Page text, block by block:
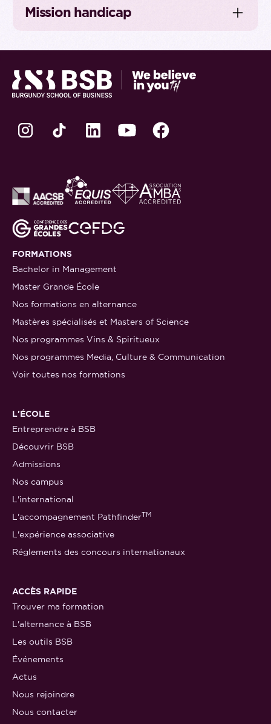
Mission handicap
handicapées. BSB accorde une attention
particulière à l'égalité des chances, en
favorisant l'inclusion et l'accessibilité de tous
les étudiants.
Nous proposons un accompagnement adapté
au profil de chaque étudiant : aménagement
stage ou d'alternance, que vous pouvez
retrouver en détail sur la page de la
FORMATIONS
Bachelor in Management
Master Grande École
Nos formations en alternance
Mastères spécialisés et Masters of Science
Nos programmes Vins & Spiritueux
Nos programmes Media, Culture & Communication
Voir toutes nos formations
L'ÉCOLE
Entreprendre à BSB
Découvrir BSB
Admissions
Nos campus
L'international
L'accompagnement PathfinderTM
L'expérience associative
Réglements des concours internationaux
ACCÈS RAPIDE
Trouver ma formation
L'alternance à BSB
Les outils BSB
Événements
Actus
Nous rejoindre
Nous contacter